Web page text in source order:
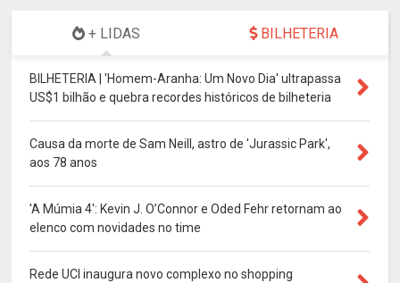
+ LIDAS BILHETERIA
BILHETERIA | 'Homem-Aranha: Um Novo Dia' ultrapassa
US$1 bilhão e quebra recordes históricos de bilheteria
Causa da morte de Sam Neill, astro de 'Jurassic Park',
aos 78 anos
'A Múmia 4': Kevin J. O’Connor e Oded Fehr retornam ao
elenco com novidades no time
Rede UCI inaugura novo complexo no shopping